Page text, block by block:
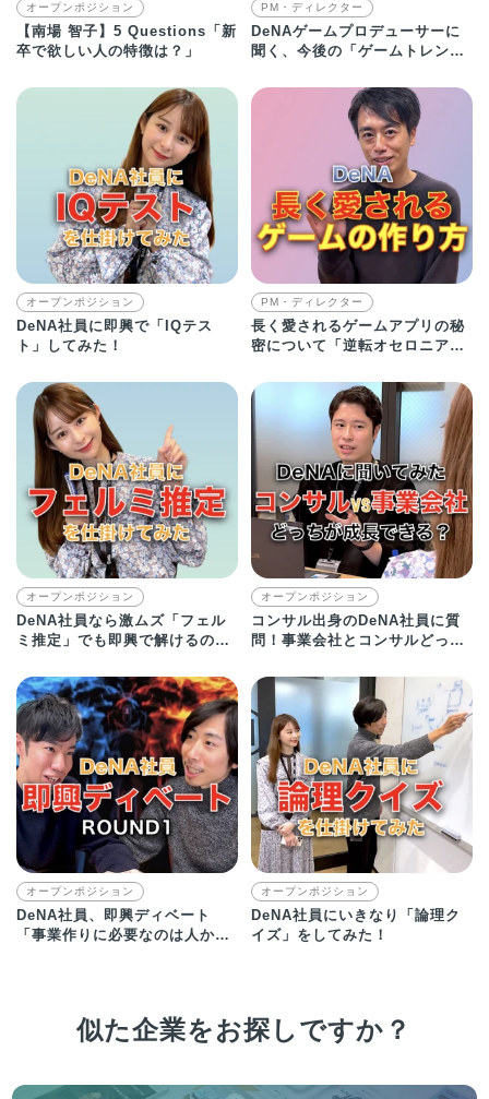
オープンポジション
【南場 智子】5 Questions「新
卒で欲しい人の特徴は？」
PM・ディレクター
DeNAゲームプロデューサーに
聞く、今後の「ゲームトレン
オープンポジション
DeNA社員に即興で「IQテス
ト」してみた！
PM・ディレクター
長く愛されるゲームアプリの秘
密について「逆転オセロニア」
オープンポジション
DeNA社員なら激ムズ「フェル
ミ推定」でも即興で解けるの
オープンポジション
コンサル出身のDeNA社員に質
問！事業会社とコンサルどっち
オープンポジション
DeNA社員、即興ディベート
「事業作りに必要なのは人か？
オープンポジション
DeNA社員にいきなり「論理ク
イズ」をしてみた！
似た企業をお探しですか？